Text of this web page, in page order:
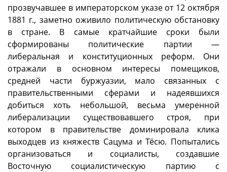
прозвучавшее в императорском указе от 12 октября
1881 г., заметно оживило политическую обстановку
в стране. В самые кратчайшие сроки были
сформированы политические партии —
либеральная и конституционных реформ. Они
отражали в основном интересы помещиков,
средней части буржуазии, мало связанных с
правительственными сферами и надеявшихся
добиться хоть небольшой, весьма умеренной
либерализации существовавшего строя, при
котором в правительстве доминировала клика
выходцев из княжеств Сацума и Тёсю. Попытались
организоваться и социалисты, создавшие
Восточную социалистическую партию с